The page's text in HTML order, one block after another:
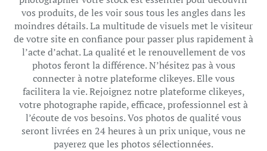
vos produits, de les voir sous tous les angles dans les
moindres détails. La multitude de visuels met le visiteur
de votre site en confiance pour passer plus rapidement à
l’acte d’achat. La qualité et le renouvellement de vos
photos feront la différence. N’hésitez pas à vous
connecter à notre plateforme clikeyes. Elle vous
facilitera la vie. Rejoignez notre plateforme clikeyes,
votre photographe rapide, efficace, professionnel est à
l’écoute de vos besoins. Vos photos de qualité vous
seront livrées en 24 heures à un prix unique, vous ne
payerez que les photos sélectionnées.